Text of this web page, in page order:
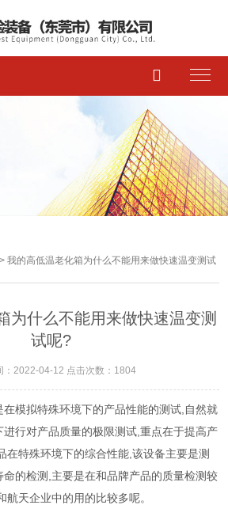

> 我的高低温老化箱为什么不能用来做快速温变测试
为什么不能用来做快速温变测
试呢?
：2022-04-12 点击次数：1804
模拟特殊环境下的产品性能的测试,自然就
行对产品质量的极限测试,重点在于提高产
在特殊环境下的综合性能,该设备主要是测
的检测,主要是在和品牌产品的质量检测较
天企业中的用的比较多呢。